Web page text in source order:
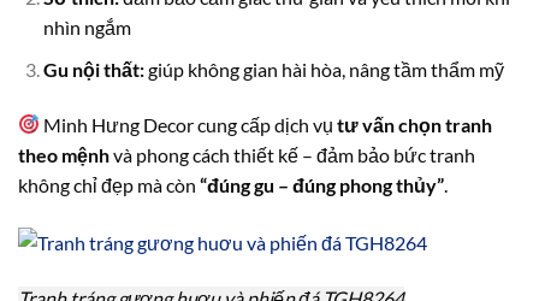
nhìn ngắm
Gu nội thất:giúp không gian hài hòa, nâng tầm thẩm mỹ
Minh Hưng Decor cung cấp dịch vụtư vấn chọn tranh
theo mệnhvà phong cách thiết kế – đảm bảo bức tranh
không chỉ đẹp mà còn “đúng gu – đúng phong thủy”